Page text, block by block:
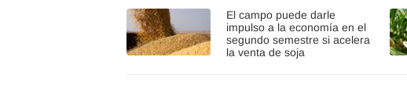
El campo puede darle
impulso a la economía en el
segundo semestre si acelera
la venta de soja